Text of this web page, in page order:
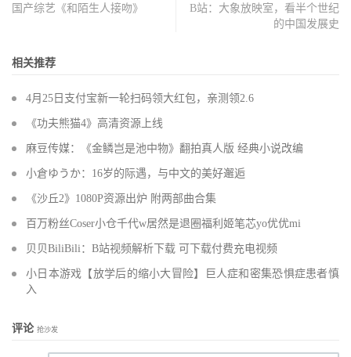
国产综艺《和陌生人接吻》
B站：大象放映室，看半个世纪
的中国发展史
相关推荐
4月25日支付宝新一轮扫码领大红包，亲测领2.6
《功夫熊猫4》高清资源上线
麻豆传媒：《金鳞岂是池中物》翻拍真人版 经典小说改编
小倉ゆうか：16岁的际遇，与中文的美好邂逅
《沙丘2》1080P资源出炉 附两部曲合集
百万粉丝Coser小仓千代w居然是退圈福利姬笔芯yo优优mi
贝贝BiliBili：B站视频解析下载 可下载付费充电视频
小日本游戏【放学后的缩小大冒险】巨人症和密集恐惧症患者慎
入
评论 抢沙发